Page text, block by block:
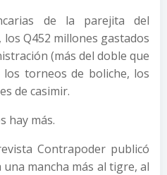
de la parejita del
Q452 millones gastados
(más del doble que
torneos de boliche, los
de casimir.
hay más.
Contrapoder publicó
mancha más al tigre, al